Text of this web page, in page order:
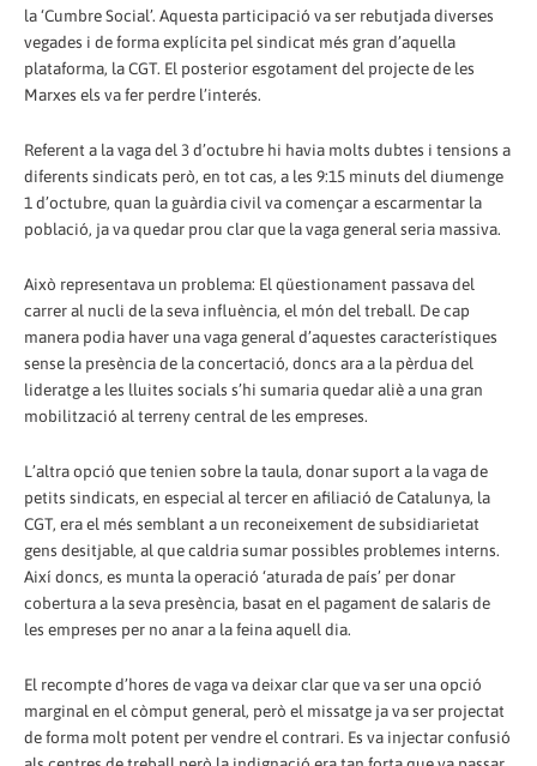
la ‘Cumbre Social’. Aquesta participació va ser rebutjada diverses
vegades i de forma explícita pel sindicat més gran d’aquella
plataforma, la CGT. El posterior esgotament del projecte de les
Marxes els va fer perdre l’interés.
Referent a la vaga del 3 d’octubre hi havia molts dubtes i tensions a
diferents sindicats però, en tot cas, a les 9:15 minuts del diumenge
1 d’octubre, quan la guàrdia civil va començar a escarmentar la
població, ja va quedar prou clar que la vaga general seria massiva.
Això representava un problema: El qüestionament passava del
carrer al nucli de la seva influència, el món del treball. De cap
manera podia haver una vaga general d’aquestes característiques
sense la presència de la concertació, doncs ara a la pèrdua del
lideratge a les lluites socials s’hi sumaria quedar aliè a una gran
mobilització al terreny central de les empreses.
L’altra opció que tenien sobre la taula, donar suport a la vaga de
petits sindicats, en especial al tercer en afiliació de Catalunya, la
CGT, era el més semblant a un reconeixement de subsidiarietat
gens desitjable, al que caldria sumar possibles problemes interns.
Així doncs, es munta la operació ‘aturada de país’ per donar
cobertura a la seva presència, basat en el pagament de salaris de
les empreses per no anar a la feina aquell dia.
El recompte d’hores de vaga va deixar clar que va ser una opció
marginal en el còmput general, però el missatge ja va ser projectat
de forma molt potent per vendre el contrari. Es va injectar confusió